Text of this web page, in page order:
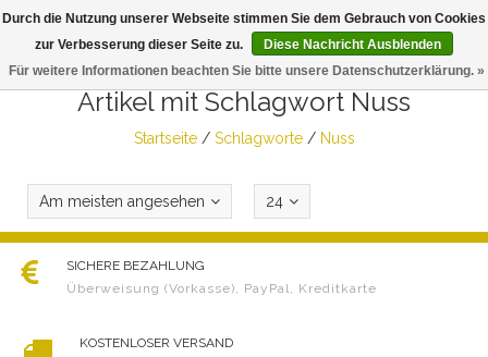
Artikel mit Schlagwort Nuss
Startseite/ Schlagworte/ Nuss
Am meisten angesehen 24
SICHERE BEZAHLUNG
Überweisung (Vorkasse), PayPal, Kreditkarte
KOSTENLOSER VERSAND
Durch die Nutzung unserer Webseite stimmen Sie dem Gebrauch von Cookies
zur Verbesserung dieser Seite zu.
Diese Nachricht Ausblenden
Für weitere Informationen beachten Sie bitte unsere Datenschutzerklärung. »